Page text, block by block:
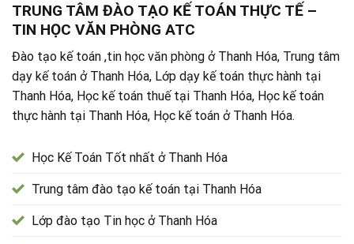
TRUNG TÂM ĐÀO TẠO KẾ TOÁN THỰC TẾ –
TIN HỌC VĂN PHÒNG ATC
Đào tạo kế toán ,tin học văn phòng ở Thanh Hóa, Trung tâm
dạy kế toán ở Thanh Hóa, Lớp dạy kế toán thực hành tại
Thanh Hóa, Học kế toán thuế tại Thanh Hóa, Học kế toán
thực hành tại Thanh Hóa, Học kế toán ở Thanh Hóa.
Học Kế Toán Tốt nhất ở Thanh Hóa
Trung tâm đào tạo kế toán tại Thanh Hóa
Lớp đào tạo Tin học ở Thanh Hóa